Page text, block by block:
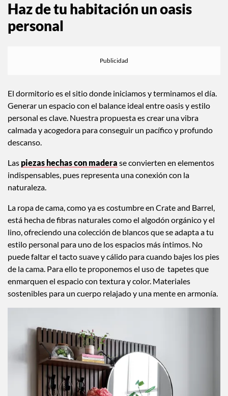
Haz de tu habitación un oasis
personal
El dormitorio es el sitio donde iniciamos y terminamos el día.
Generar un espacio con el balance ideal entre oasis y estilo
personal es clave. Nuestra propuesta es crear una vibra
calmada y acogedora para conseguir un pacífico y profundo
descanso.
Las piezas hechas con madera se convierten en elementos
indispensables, pues representa una conexión con la
naturaleza.
La ropa de cama, como ya es costumbre en Crate and Barrel,
está hecha de fibras naturales como el algodón orgánico y el
lino, ofreciendo una colección de blancos que se adapta a tu
estilo personal para uno de los espacios más íntimos. No
puede faltar el tacto suave y cálido para cuando bajes los pies
de la cama. Para ello te proponemos el uso de tapetes que
enmarquen el espacio con textura y color. Materiales
sostenibles para un cuerpo relajado y una mente en armonía.